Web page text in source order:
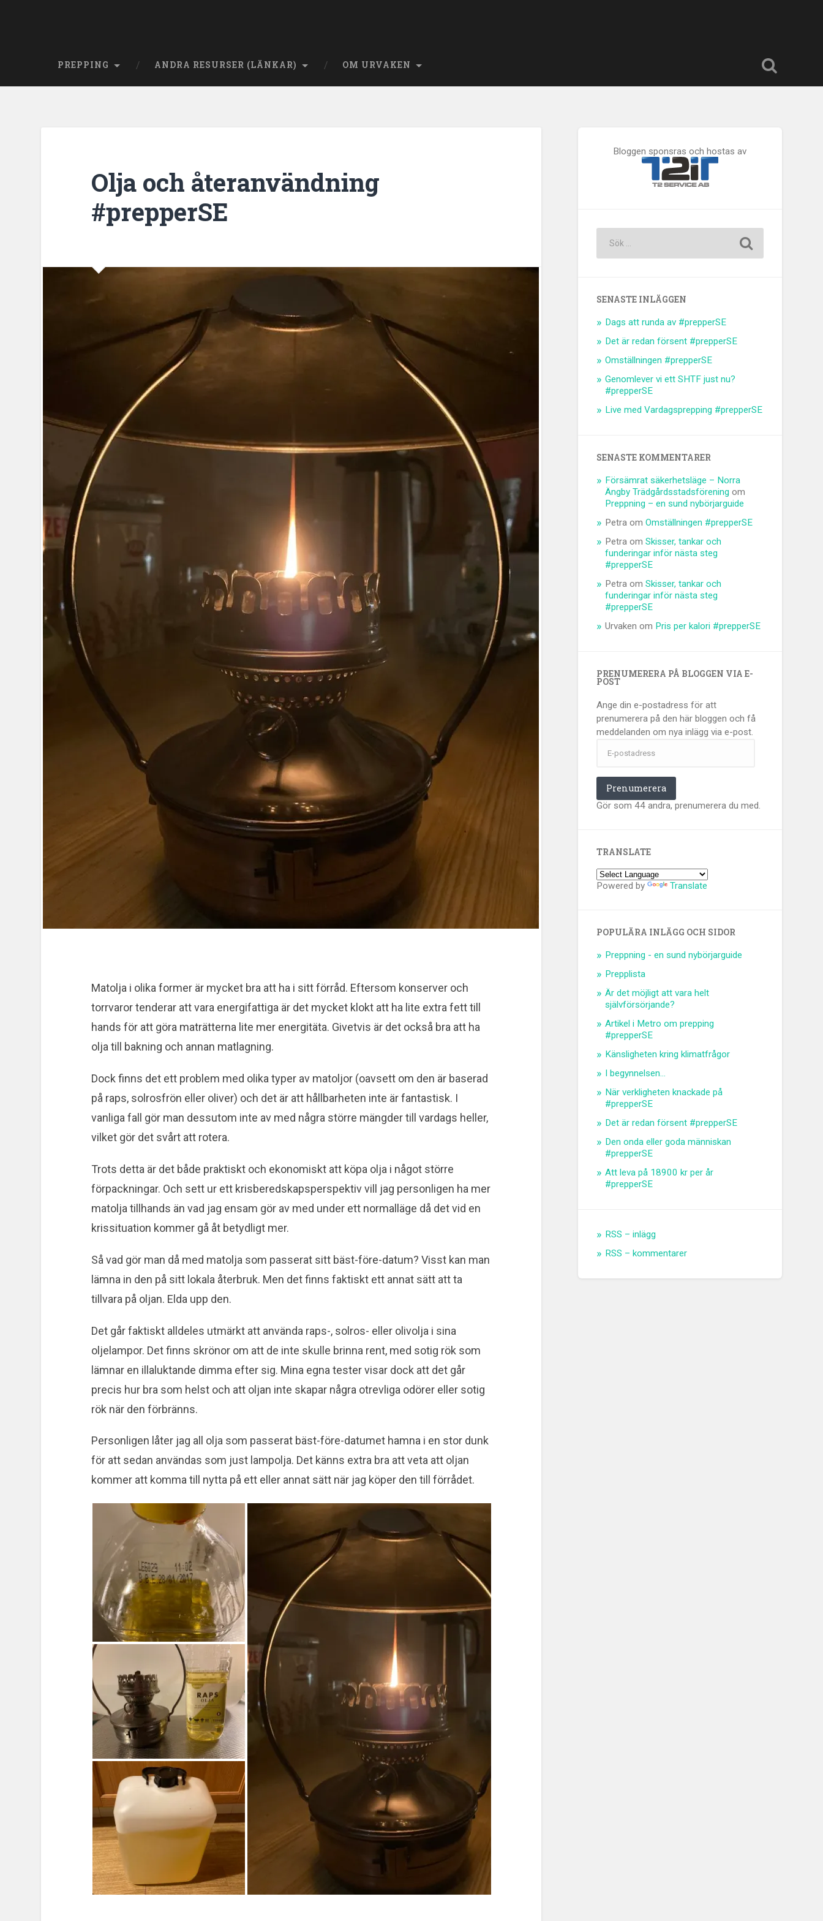
PREPPING ANDRA RESURSER (LÄNKAR) OM URVAKEN
Olja och återanvändning
#prepperSE
Matolja i olika former är mycket bra att ha i sitt förråd. Eftersom konserver och
torrvaror tenderar att vara energifattiga är det mycket klokt att ha lite extra fett till
hands för att göra maträtterna lite mer energitäta. Givetvis är det också bra att ha
olja till bakning och annan matlagning.
Dock finns det ett problem med olika typer av matoljor (oavsett om den är baserad
på raps, solrosfrön eller oliver) och det är att hållbarheten inte är fantastisk. I
vanliga fall gör man dessutom inte av med några större mängder till vardags heller,
vilket gör det svårt att rotera.
Trots detta är det både praktiskt och ekonomiskt att köpa olja i något större
förpackningar. Och sett ur ett krisberedskapsperspektiv vill jag personligen ha mer
matolja tillhands än vad jag ensam gör av med under ett normalläge då det vid en
krissituation kommer gå åt betydligt mer.
Så vad gör man då med matolja som passerat sitt bäst-före-datum? Visst kan man
lämna in den på sitt lokala återbruk. Men det finns faktiskt ett annat sätt att ta
tillvara på oljan. Elda upp den.
Det går faktiskt alldeles utmärkt att använda raps-, solros- eller olivolja i sina
oljelampor. Det finns skrönor om att de inte skulle brinna rent, med sotig rök som
lämnar en illaluktande dimma efter sig. Mina egna tester visar dock att det går
precis hur bra som helst och att oljan inte skapar några otrevliga odörer eller sotig
rök när den förbränns.
Personligen låter jag all olja som passerat bäst-före-datumet hamna i en stor dunk
för att sedan användas som just lampolja. Det känns extra bra att veta att oljan
kommer att komma till nytta på ett eller annat sätt när jag köper den till förrådet.
Bloggen sponsras och hostas av
SENASTE INLÄGGEN
Dags att runda av #prepperSE
Det är redan försent #prepperSE
Omställningen #prepperSE
Genomlever vi ett SHTF just nu?
#prepperSE
Live med Vardagsprepping #prepperSE
SENASTE KOMMENTARER
Försämrat säkerhetsläge – Norra
Ängby Trädgårdsstadsförening om
Preppning – en sund nybörjarguide
Petra omOmställningen #prepperSE
Petra omSkisser, tankar och
funderingar inför nästa steg
#prepperSE
Petra omSkisser, tankar och
funderingar inför nästa steg
#prepperSE
Urvaken om Pris per kalori #prepperSE
PRENUMERERA PÅ BLOGGEN VIA E-
POST
Ange din e-postadress för att
prenumerera på den här bloggen och få
meddelanden om nya inlägg via e-post.
postadress
Prenumerera
Gör som 44 andra, prenumerera du med.
TRANSLATE
Powered by Translate
POPULÄRA INLÄGG OCH SIDOR
Preppning - en sund nybörjarguide
Prepplista
Är det möjligt att vara helt
självförsörjande?
Artikel i Metro om prepping
#prepperSE
Känsligheten kring klimatfrågor
I begynnelsen...
När verkligheten knackade på
#prepperSE
Det är redan försent #prepperSE
Den onda eller goda människan
#prepperSE
Att leva på 18900 kr per år
#prepperSE
RSS – inlägg
RSS – kommentarer